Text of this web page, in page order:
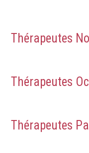
Thérapeutes
Thérapeutes
Thérapeutes